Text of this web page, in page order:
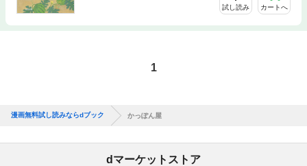
試し読み カートへ
1
漫画無料試し読みならdブック かっぽん屋
dマーケットストア